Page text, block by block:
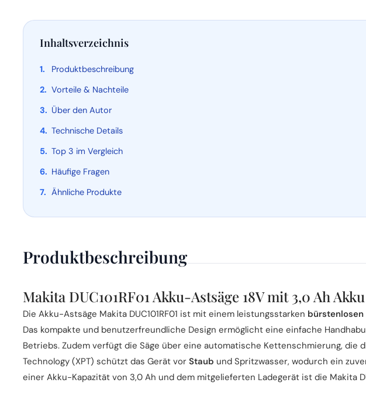
Inhaltsverzeichnis
Produktbeschreibung
Vorteile & Nachteile
Über den Autor
Technische Details
Top 3 im Vergleich
Häufige Fragen
Ähnliche Produkte
Produktbeschreibung
Makita DUC101RF01 Akku-Astsäge 18V mit 3,0 Ah Akku
Die Akku-Astsäge Makita DUC101RF01 ist mit einem leistungsstarken
Das kompakte und benutzerfreundliche Design ermöglicht eine einfache
Betriebs. Zudem verfügt die Säge über eine automatische Kettenschmierung,
Technology (XPT) schützt das Gerät vor Staub und Spritzwasser, wodurch ein
einer Akku-Kapazität von 3,0 Ah und dem mitgelieferten Ladegerät ist die Makita